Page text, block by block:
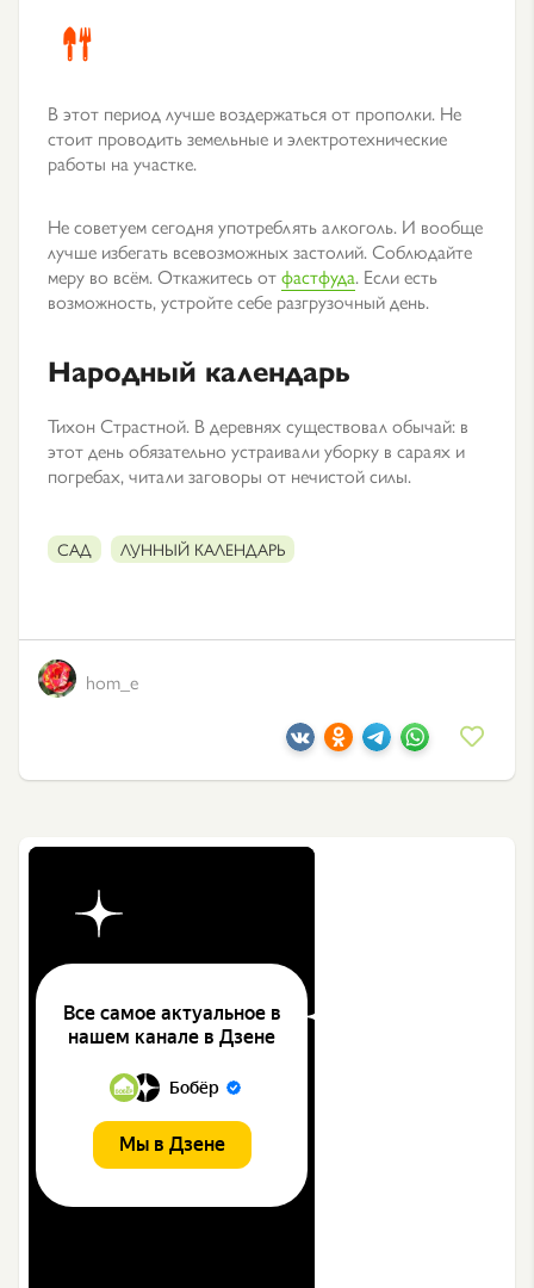
В этот период лучше воздержаться от прополки. Не
стоит проводить земельные и электротехнические
работы на участке.
Не советуем сегодня употреблять алкоголь. И вообще
лучше избегать всевозможных застолий. Соблюдайте
меру во всём. Откажитесь отфастфуда. Если есть
возможность, устройте себе разгрузочный день.
Народный календарь
Тихон Страстной. В деревнях существовал обычай: в
этот день обязательно устраивали уборку в сараях и
погребах, читали заговоры от нечистой силы.
САД ЛУННЫЙ КАЛЕНДАРЬ
hom_e